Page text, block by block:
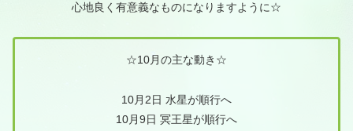
心地良く有意義なものになりますように☆
☆10月の主な動き☆
10月2日 水星が順行へ
10月9日 冥王星が順行へ